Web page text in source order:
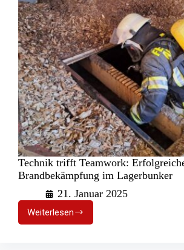
Technik trifft Teamwork:
Brandbekämpfung im Lagerbunker
21. Januar 2025
Weiterlesen
Technik
trifft